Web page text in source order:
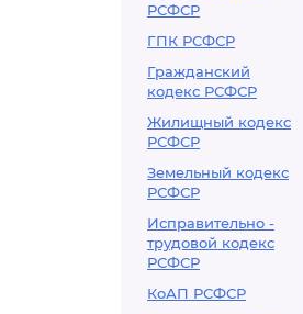
РСФСР
ГПК РСФСР
Гражданский
кодекс РСФСР
Жилищный кодекс
РСФСР
Земельный кодекс
РСФСР
Исправительно -
трудовой кодекс
РСФСР
КоАП РСФСР